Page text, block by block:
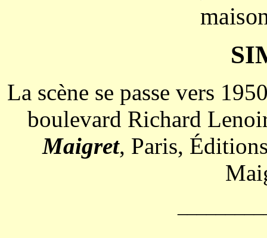
La scène se passe vers
boulevard Richard
Maigret, Paris,